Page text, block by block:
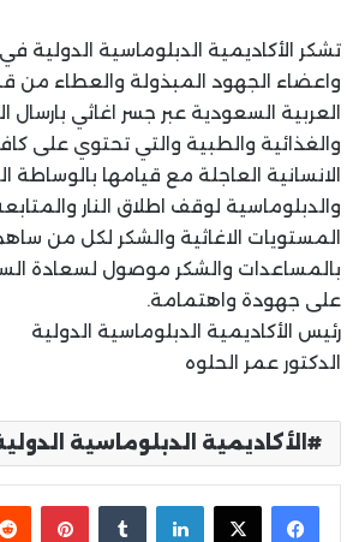
تشكر الأكاديمية الدبلوماسية الدولية في
واعضاء الجهود المبذولة والعطاء من
العربية السعودية عبر جسر اغاثي بارسال
والغذائية والطبية والتي تحتوي على
الانسانية العاجلة مع قيامها بالوساطة
والدبلوماسية لوقف اطلاق النار
المستويات الاغاثية والشكر لكل من
بالمساعدات والشكر موصول لسعادة
على جهودة واهتمامة.
رئيس الأكاديمية الدبلوماسية الدولية
الدكتور عمر الحلوه
الأكاديمية الدبلوماسية
لينكدإن